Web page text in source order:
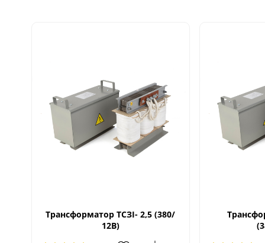
Трансформатор ТСЗІ- 2,5 (380/
12В)